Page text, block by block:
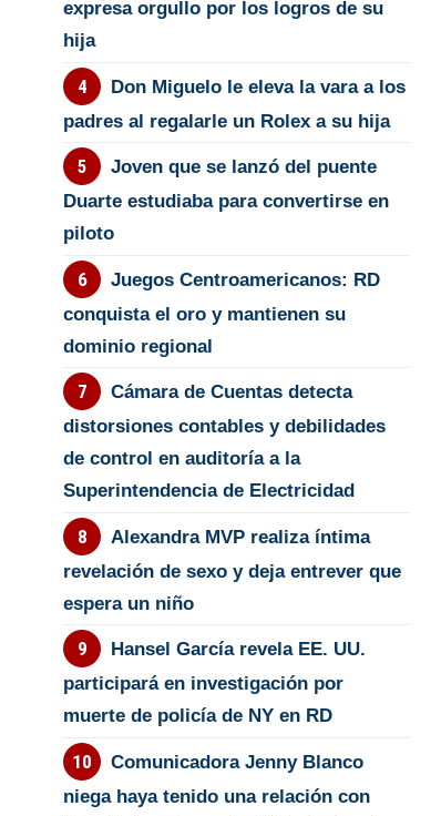
expresa orgullo por los logros de su
hija
Don Miguelo le eleva la vara a los
padres al regalarle un Rolex a su hija
Joven que se lanzó del puente
Duarte estudiaba para convertirse en
piloto
Juegos Centroamericanos: RD
conquista el oro y mantienen su
dominio regional
Cámara de Cuentas detecta
distorsiones contables y debilidades
de control en auditoría a la
Superintendencia de Electricidad
Alexandra MVP realiza íntima
revelación de sexo y deja entrever que
espera un niño
Hansel García revela EE. UU.
participará en investigación por
muerte de policía de NY en RD
Comunicadora Jenny Blanco
niega haya tenido una relación con